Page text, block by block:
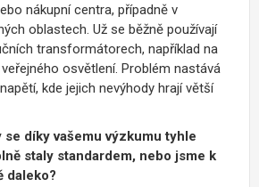
nákupní centra, případně v
oblastech. Už se běžně používají
transformátorech, například na
osvětlení. Problém nastává
kde jejich nevýhody hrají větší
se díky vašemu výzkumu tyhle
staly standardem, nebo jsme k
daleko?